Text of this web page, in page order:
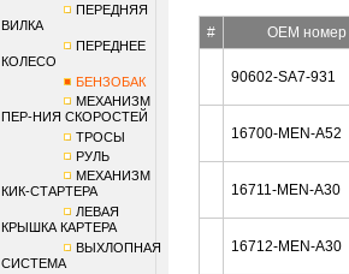
ПЕРЕДНЯЯ
ВИЛКА
ПЕРЕДНЕЕ
КОЛЕСО
БЕНЗОБАК
МЕХАНИЗМ
ПЕР-НИЯ СКОРОСТЕЙ
ТРОСЫ
РУЛЬ
МЕХАНИЗМ
КИК-СТАРТЕРА
ЛЕВАЯ
КРЫШКА КАРТЕРА
ВЫХЛОПНАЯ
СИСТЕМА
# OEM номер
90602-SA7-931
16700-MEN-A52
16711-MEN-A30
16712-MEN-A30